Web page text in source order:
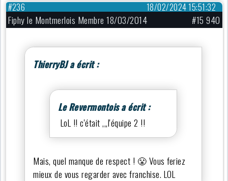
18/02/2024 15:51:32
#236
Fiphy le Montmerlois Membre 18/03/2014 #15 940
ThierryBJ a écrit :
Le Revermontois a écrit :
LoL !! c'était ,,,l'équipe 2 !!
Mais, quel manque de respect ! 😤 Vous feriez
mieux de vous regarder avec franchise. LOL